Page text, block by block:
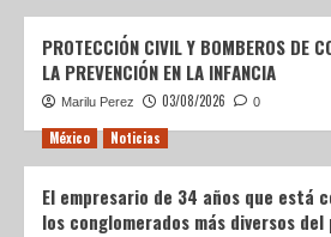
PROTECCIÓN CIVIL Y BOMBEROS DE
LA PREVENCIÓN EN LA INFANCIA
Marilu Perez 03/08/2026 0
México Noticias
El empresario de 34 años que está
los conglomerados más diversos del